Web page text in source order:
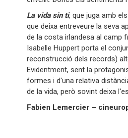
La vida sin ti, que juga amb
que deixa entreveure la seva
de la costa irlandesa al camp
Isabelle Huppert porta el
reconstrucció dels records)
Evidentment, sent la
formes i d'una relativa
de la vida, però sovint deixa
Fabien Lemercier –